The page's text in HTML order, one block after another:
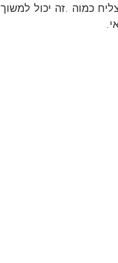
כמוה .זה יכול למשוך